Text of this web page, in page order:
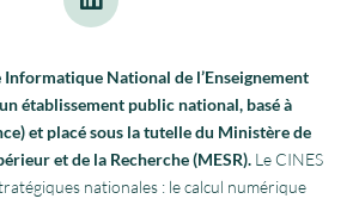
Informatique National de l’Enseignement
établissement public national, basé à
et placé sous la tutelle du Ministère de
et de la Recherche (MESR). Le CINES
nationales : le calcul numérique